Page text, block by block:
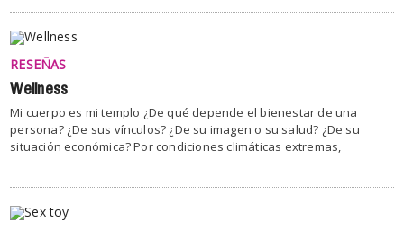
RESEÑAS
Wellness
Mi cuerpo es mi templo ¿De qué depende el bienestar de una
persona? ¿De sus vínculos? ¿De su imagen o su salud? ¿De su
situación económica? Por condiciones climáticas extremas,